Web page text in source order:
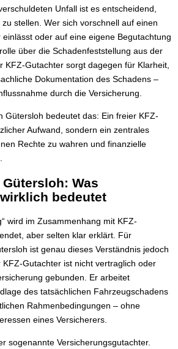
Unfall ist es entscheidend,
stellen. Wer sich vorschnell auf einen
oder auf eine eigene Begutachtung
über die Schadenfeststellung aus der
KFZ-Gutachter sorgt dagegen für Klarheit,
Dokumentation des Schadens –
durch die Versicherung.
Gütersloh bedeutet das: Ein freier KFZ-
Aufwand, sondern ein zentrales
Rechte zu wahren und finanzielle
Was
bedeutet
wird im Zusammenhang mit KFZ-
aber selten klar erklärt. Für
ist genau dieses Verständnis jedoch
Gutachter ist nicht vertraglich oder
gebunden. Er arbeitet
des tatsächlichen Fahrzeugschadens
Rahmenbedingungen – ohne
eines Versicherers.
sogenannte Versicherungsgutachter.